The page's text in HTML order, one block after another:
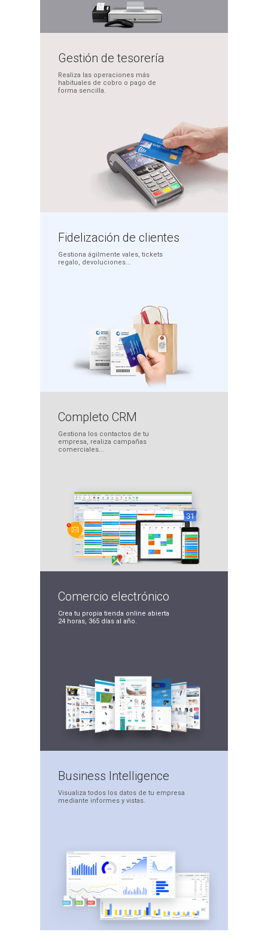
Gestión de tesorería
Realiza las operaciones más
habituales de cobro o pago de
forma sencilla.
Fidelizaciónde clientes
Gestiona ágilmente vales, tickets
regalo, devoluciones...
CompletoCRM
Gestiona los contactos de tu
empresa, realiza campañas
comerciales...
Comercioelectrónico
Crea tu propia tienda online abierta
24 horas, 365 días al año.
Business Intelligence
Visualiza todos los datos de tu empresa
mediante informes y vistas.